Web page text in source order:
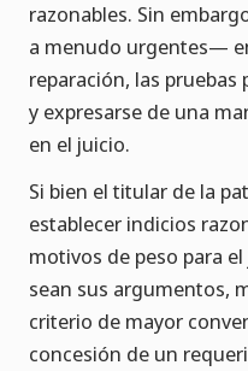
razonables. Sin
a menudo urgentes—
reparación, las
y expresarse de una
en el juicio.
Si bien el titular de la
establecer indicios
motivos de peso para
sean sus argumentos,
criterio de mayor
concesión de un